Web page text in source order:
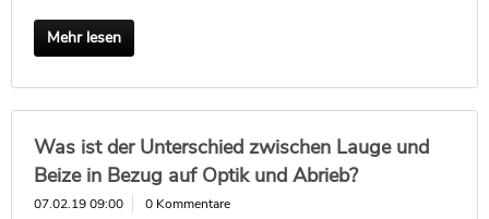
Mehr lesen
Was ist der Unterschied zwischen Lauge und
Beize in Bezug auf Optik und Abrieb?
07.02.19 09:00 0 Kommentare